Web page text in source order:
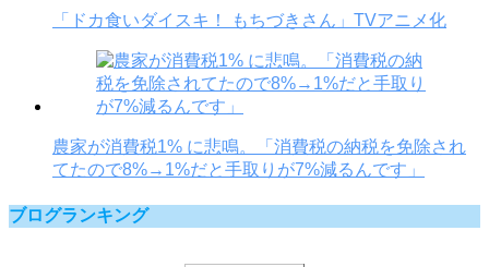
「ドカ食いダイスキ！ もちづきさん」TVアニメ化
農家が消費税1% に悲鳴。「消費税の納税を免除され
てたので8%→1%だと手取りが7%減るんです」
ブログランキング